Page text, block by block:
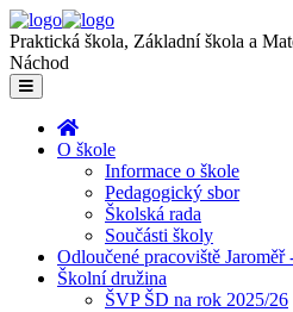
Praktická škola, Základní škola a
Náchod
O škole
Informace o škole
Pedagogický sbor
Školská rada
Součásti školy
Odloučené pracoviště Jaroměř
Školní družina
ŠVP ŠD na rok 2025/26